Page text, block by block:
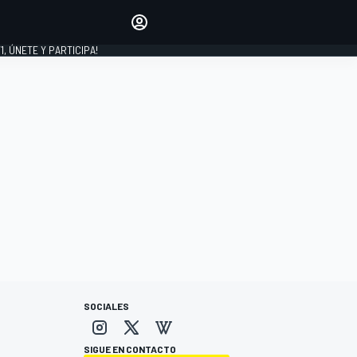
INICIAR SESIÓN
ÚNETE Y PARTICIPA!
SOCIALES
SIGUE EN CONTACTO